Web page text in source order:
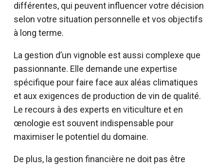
différentes, qui peuvent influencer votre décision
selon votre situation personnelle et vos objectifs
à long terme.
La gestion d’un vignoble est aussi complexe que
passionnante. Elle demande une expertise
spécifique pour faire face aux aléas climatiques
et aux exigences de production de vin de qualité.
Le recours à des experts en viticulture et en
œnologie est souvent indispensable pour
maximiser le potentiel du domaine.
De plus, la gestion financière ne doit pas être